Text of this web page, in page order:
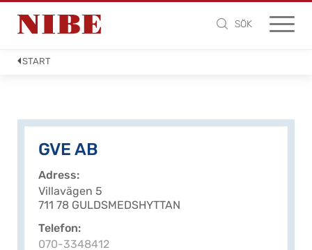
SÖK
START
GVE AB
Adress
Villavägen 5
711 78 GULDSMEDSHYTTAN
Telefon
070-3348412